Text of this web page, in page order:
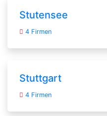
Stutensee
4 Firmen
Stuttgart
4 Firmen